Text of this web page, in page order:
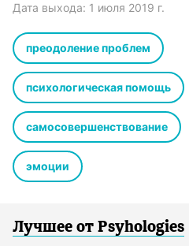
Дата выхода: 1 июля 2019 г.
преодоление проблем
психологическая помощь
самосовершенствование
эмоции
Лучшее от Psyhologies